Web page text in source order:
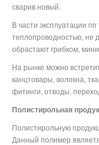
сварив новый.
В части эксплуатации
теплопроводностью, не
обрастают грибком,
На рынке можно
канцтовары, волокна,
фитинги, отводы,
Полистирольная
Полистирольную
Данный полимер